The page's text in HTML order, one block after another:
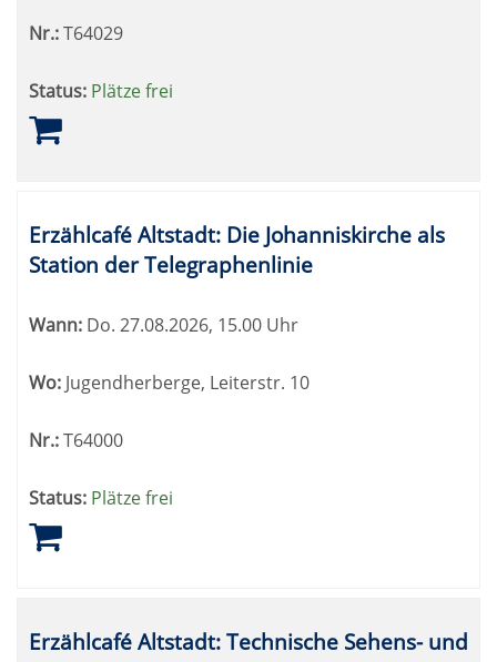
Nr.:T64029
Status: Plätze frei
Erzählcafé Altstadt: Die Johanniskirche als
Station der Telegraphenlinie
Wann: Do. 27.08.2026, 15.00 Uhr
Wo: Jugendherberge, Leiterstr. 10
Nr.:T64000
Status: Plätze frei
Erzählcafé Altstadt: Technische Sehens- und